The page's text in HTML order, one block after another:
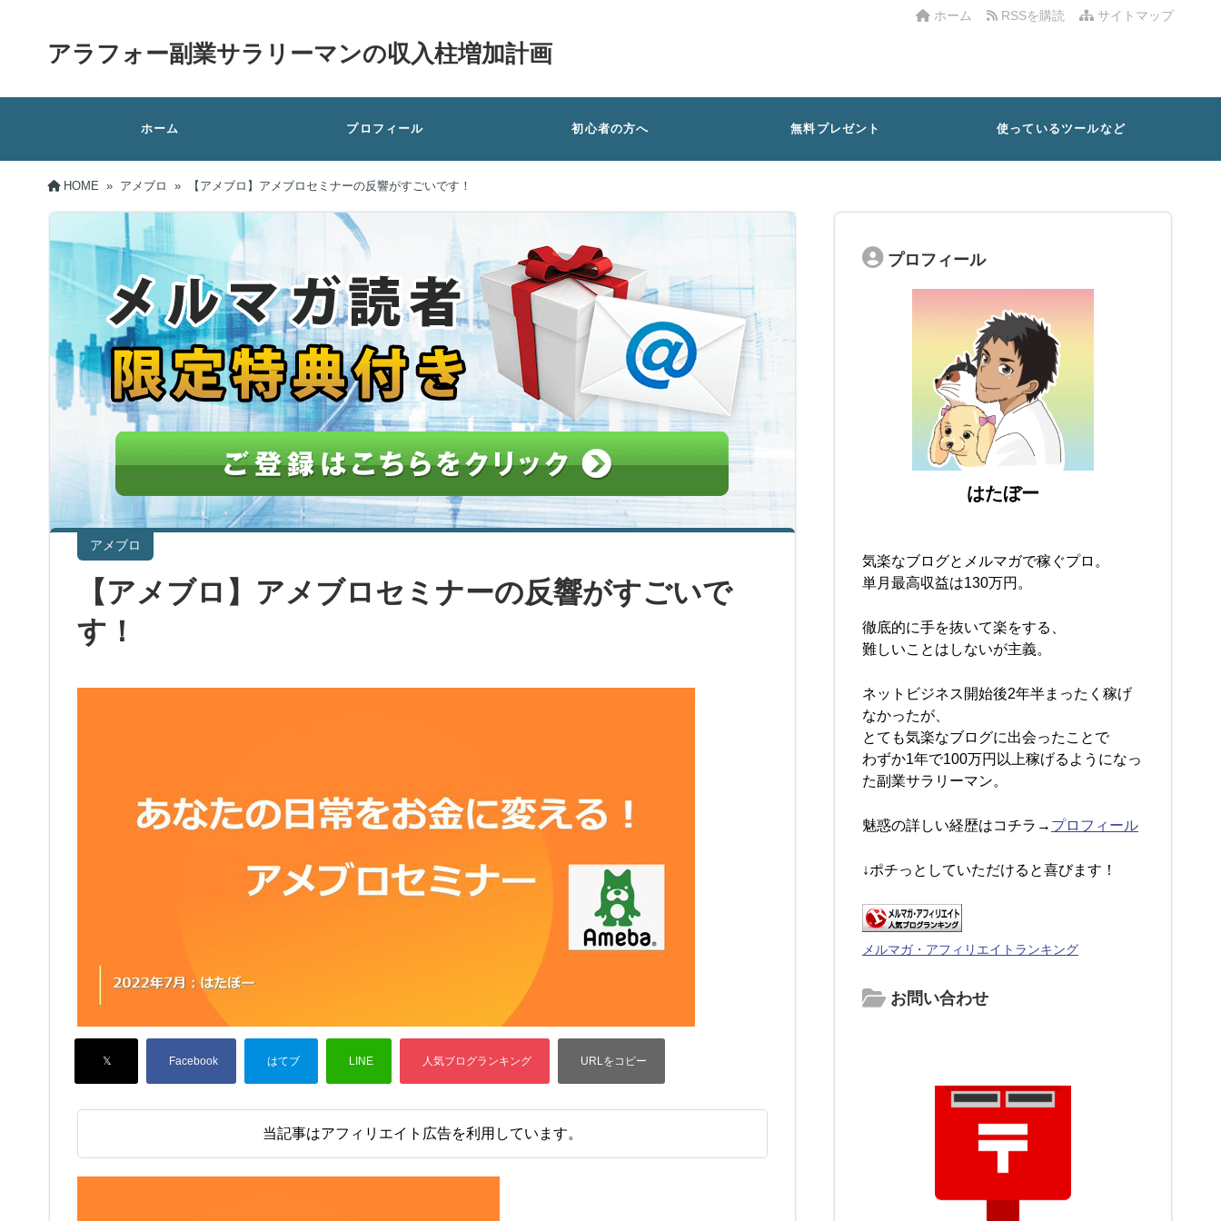
サイトマップ
RSSを購読
ホーム
アラフォー副業サラリーマンの収入柱増加計画
ホーム プロフィール 初心者の方へ 無料プレゼント 使っているツールなど
HOME » アメブロ » 【アメブロ】アメブロセミナーの反響がすごいです！
アメブロ
【アメブロ】アメブロセミナーの反響がすごいで
す！
当記事はアフィリエイト広告を利用しています。
プロフィール
はたぼー
気楽なブログとメルマガで稼ぐプロ。
単月最高収益は130万円。
徹底的に手を抜いて楽をする、
難しいことはしないが主義。
ネットビジネス開始後2年半まったく稼げ
なかったが、
とても気楽なブログに出会ったことで
わずか1年で100万円以上稼げるようになっ
た副業サラリーマン。
魅惑の詳しい経歴はコチラ→ プロフィール
↓ポチっとしていただけると喜びます！
メルマガ・アフィリエイトランキング
お問い合わせ